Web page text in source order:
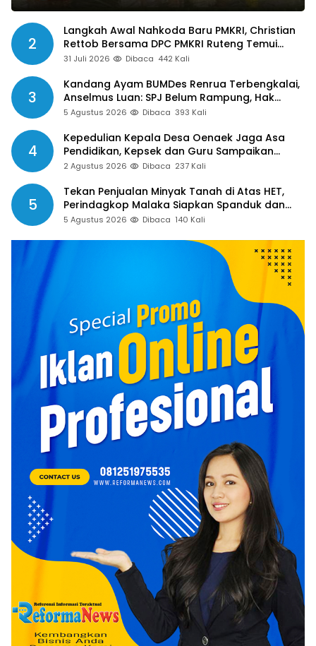
2
Langkah Awal Nahkoda Baru PMKRI, Christian
Rettob Bersama DPC PMKRI Ruteng Temui
Bupati Manggarai Perkuat Kolaborasi Masa
31 Juli 2026 Dibaca 442 Kali
3
Kandang Ayam BUMDes Renrua Terbengkalai,
Anselmus Luan: SPJ Belum Rampung, Hak
Aparat Desa Sejak Januari Belum Dibayar
5 Agustus 2026 Dibaca 393 Kali
4
Kepedulian Kepala Desa Oenaek Jaga Asa
Pendidikan, Kepsek dan Guru Sampaikan
Apresiasi
2 Agustus 2026 Dibaca 237 Kali
5
Tekan Penjualan Minyak Tanah di Atas HET,
Perindagkop Malaka Siapkan Spanduk dan
Nomor Pengaduan
5 Agustus 2026 Dibaca 140 Kali